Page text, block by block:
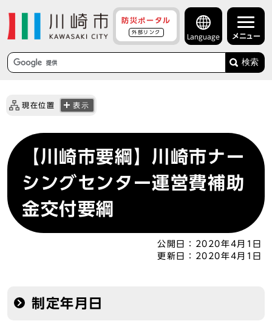
防災ポータル
外部リンク
Language メニュー
検索
現在位置 表示
【川崎市要綱】川崎市ナー
シングセンター運営費補助
金交付要綱
公開日：
2020年4月1日
更新日：
2020年4月1日
制定年月日